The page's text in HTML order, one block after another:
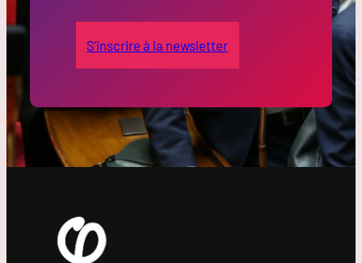
S’inscrire à la newsletter